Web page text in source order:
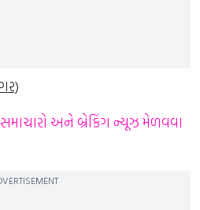
અને બ્રેકિંગ ન્યૂઝ મેળવવા